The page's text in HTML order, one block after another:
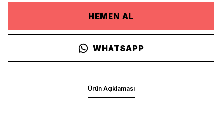
HEMEN AL
WHATSAPP
Ürün Açıklaması